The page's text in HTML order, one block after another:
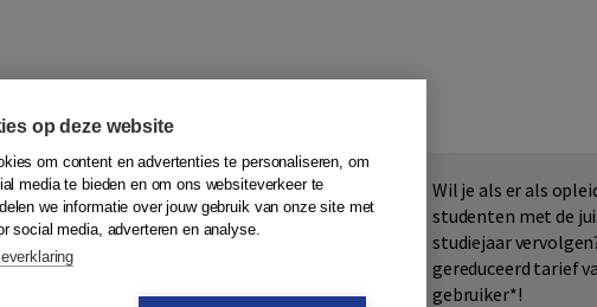
wordt AI volop gebruikt. Dit levert
omgaan met AI?
Wil je als er als
studenten met de
studiejaar
gereduceerd tarief
gebruiker*!
op deze website
om content en advertenties te personaliseren, om
media te bieden en om ons websiteverkeer te
we informatie over jouw gebruik van onze site met
social media, adverteren en analyse.